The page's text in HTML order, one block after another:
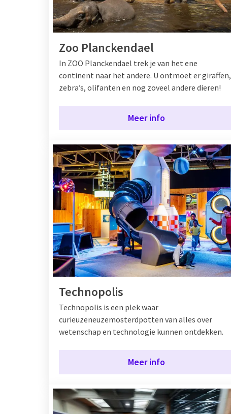
Zoo Planckendael
In ZOO Planckendael trek je van het ene
continent naar het andere. U ontmoet er giraffen,
zebra’s, olifanten en nog zoveel andere dieren!
Meer info
Technopolis
Technopolis is een plek waar
curieuzeneuzemosterdpotten van alles over
wetenschap en technologie kunnen ontdekken.
Meer info